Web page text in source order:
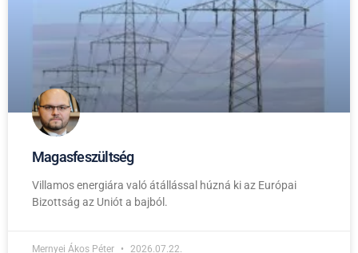
Magasfeszültség
Villamos energiára való átállással húzná ki az Európai
Bizottság az Uniót a bajból.
Mernyei Ákos Péter 2026.07.22.